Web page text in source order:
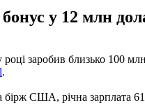
у 12 млн
заробив близько 100
.
бірж США, річна зарплата